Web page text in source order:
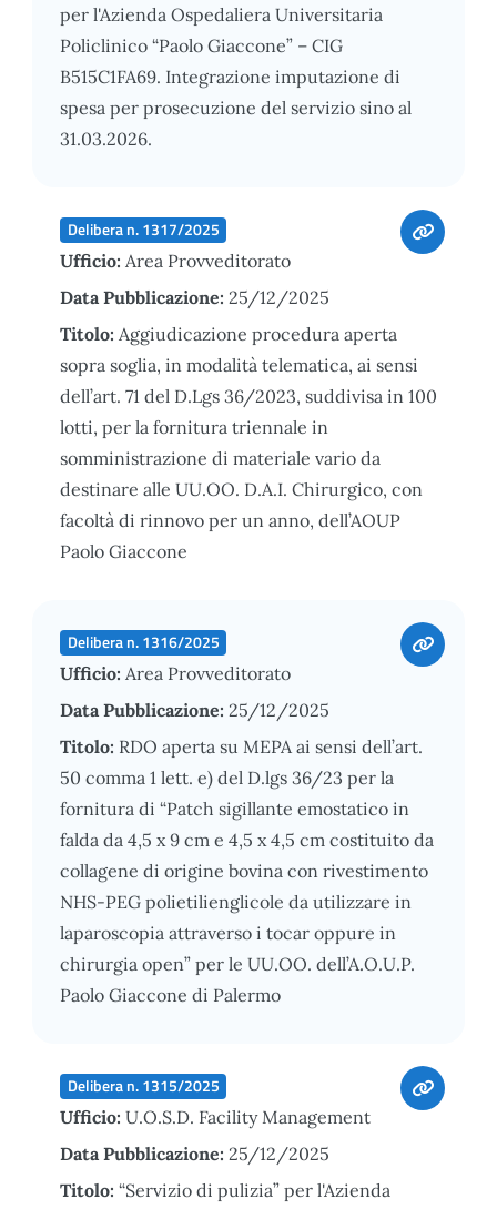
per l'Azienda Ospedaliera Universitaria
Policlinico “Paolo Giaccone” – CIG
B515C1FA69. Integrazione imputazione di
spesa per prosecuzione del servizio sino al
31.03.2026.
Delibera n. 1317/2025
Ufficio: Area Provveditorato
Data Pubblicazione: 25/12/2025
Titolo: Aggiudicazione procedura aperta
sopra soglia, in modalità telematica, ai sensi
dell’art. 71 del D.Lgs 36/2023, suddivisa in 100
lotti, per la fornitura triennale in
somministrazione di materiale vario da
destinare alle UU.OO. D.A.I. Chirurgico, con
facoltà di rinnovo per un anno, dell’AOUP
Paolo Giaccone
Delibera n. 1316/2025
Ufficio: Area Provveditorato
Data Pubblicazione: 25/12/2025
Titolo: RDO aperta su MEPA ai sensi dell’art.
50 comma 1 lett. e) del D.lgs 36/23 per la
fornitura di “Patch sigillante emostatico in
falda da 4,5 x 9 cm e 4,5 x 4,5 cm costituito da
collagene di origine bovina con rivestimento
NHS-PEG polietilienglicole da utilizzare in
laparoscopia attraverso i tocar oppure in
chirurgia open” per le UU.OO. dell’A.O.U.P.
Paolo Giaccone di Palermo
Delibera n. 1315/2025
Ufficio: U.O.S.D. Facility Management
Data Pubblicazione: 25/12/2025
Titolo: “Servizio di pulizia” per l'Azienda